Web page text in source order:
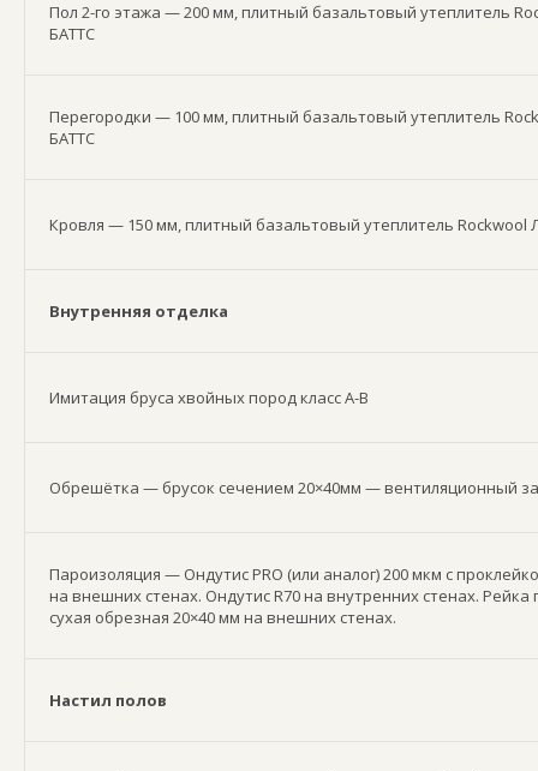
Пол 2-го этажа — 200 мм, плитный базальтовый утеплитель
БАТТС
Перегородки — 100 мм, плитный базальтовый утеплитель
БАТТС
Кровля — 150 мм, плитный базальтовый утеплитель Rockwool
Внутренняя отделка
Имитация бруса хвойных пород класс А-В
Обрешётка — брусок сечением 20×40мм — вентиляционный
Пароизоляция — Ондутис PRO (или аналог) 200 мкм с
на внешних стенах. Ондутис R70 на внутренних стенах. Рейка
сухая обрезная 20×40 мм на внешних стенах.
Настил полов